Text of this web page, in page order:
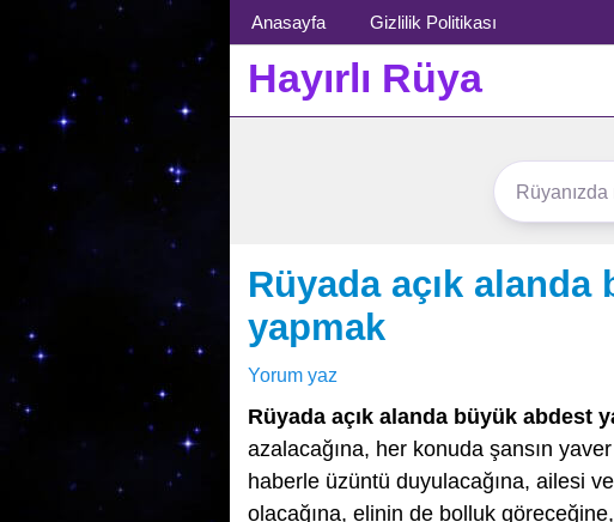
Menü
Anasayfa Gizlilik Politikası
Hayırlı Rüya
Rüyada açık alanda
yapmak
Yorum yaz
Rüyada açık alanda büyük abdest
azalacağına, her konuda şansın
haberle üzüntü duyulacağına, ailesi
olacağına, elinin de bolluk göreceğine,